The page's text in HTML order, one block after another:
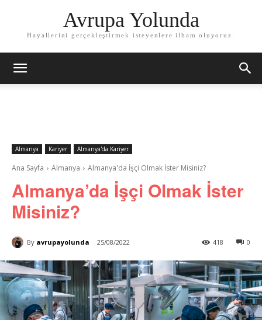
Avrupa Yolunda
Hayallerini gerçekleştirmek isteyenlere ilham oluyoruz.
Almanya Kariyer Almanya'da Kariyer
Ana Sayfa Almanya Almanya'da İşçi Olmak İster Misiniz?
Almanya’da İşçi Olmak İster
Misiniz?
By avrupayolunda 25/08/2022 0
418